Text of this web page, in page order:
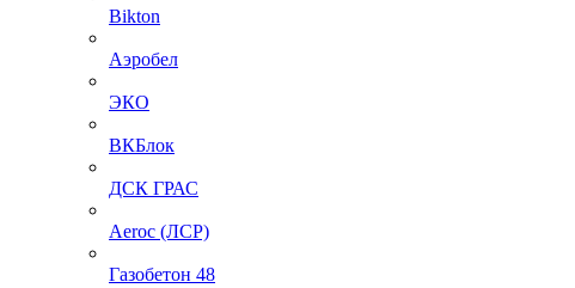
Bikton
Аэробел
ЭКО
ВКБлок
ДСК ГРАС
Aeroc (ЛСР)
Газобетон 48